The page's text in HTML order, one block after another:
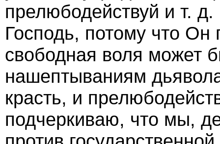
прелюбодействуй и т.
Господь, потому что
свободная воля может
нашептываниям
красть, и
подчеркиваю, что мы,